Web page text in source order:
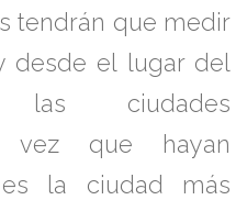
tendrán que medir
desde el lugar del
ciudades
vez que hayan
la ciudad más